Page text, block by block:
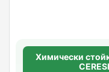
Химически